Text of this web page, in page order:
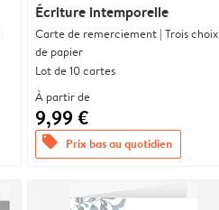
Écriture intemporelle
Carte de remerciement | Trois choix
de papier
Lot de 10 cartes
À partir de
9,99 €
offers Prix bas au quotidien